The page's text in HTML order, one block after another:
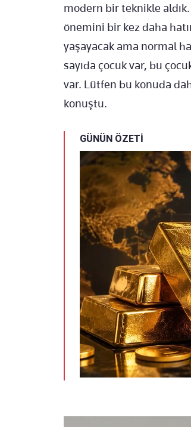
modern bir teknikle
önemini bir kez daha
yaşayacak ama normal
sayıda çocuk var, bu
var. Lütfen bu konuda
konuştu.
GÜNÜN ÖZETİ